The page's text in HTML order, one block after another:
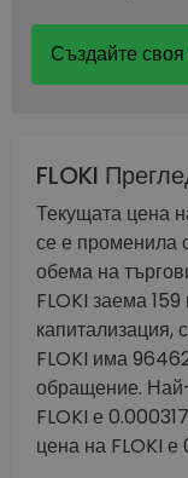
Създайте
FLOKI
Текущата цена
се е променила
обема на
FLOKI заема
капитализация,
FLOKI има
обращение.
FLOKI е
цена на FLOKI